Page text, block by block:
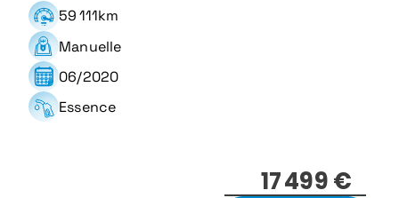
59 111km
Manuelle
06/2020
Essence
17 499 €